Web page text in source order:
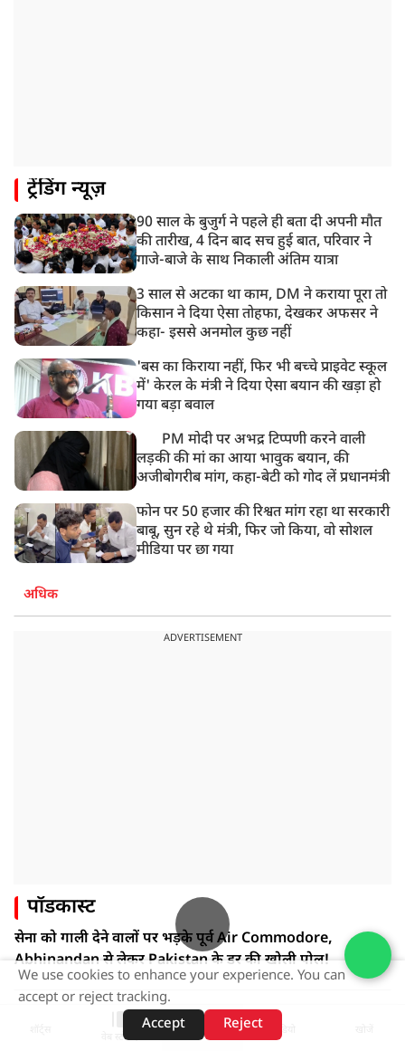
ट्रेंडिंग न्यूज़
90 साल के बुजुर्ग ने पहले ही बता दी अपनी मौत
की तारीख, 4 दिन बाद सच हुई बात, परिवार ने
गाजे-बाजे के साथ निकाली अंतिम यात्रा
3 साल से अटका था काम, DM ने कराया पूरा तो
किसान ने दिया ऐसा तोहफा, देखकर अफसर ने
कहा- इससे अनमोल कुछ नहीं
'बस का किराया नहीं, फिर भी बच्चे प्राइवेट स्कूल
में' केरल के मंत्री ने दिया ऐसा बयान की खड़ा हो
गया बड़ा बवाल
PM मोदी पर अभद्र टिप्पणी करने वाली
लड़की की मां का आया भावुक बयान, की
अजीबोगरीब मांग, कहा-बेटी को गोद लें प्रधानमंत्री
फोन पर 50 हजार की रिश्वत मांग रहा था सरकारी
बाबू, सुन रहे थे मंत्री, फिर जो किया, वो सोशल
मीडिया पर छा गया
अधिक
ADVERTISEMENT
पॉडकास्ट
सेना को गाली देने वालों पर भड़के पूर्व Air Commodore,
Abhinandan से लेकर Pakistan के डर की खोली पोल!
ADVERTISEMENT
वेब स्टोरीज़
We use cookies to enhance your experience. You can
accept or reject tracking.
Accept
Reject